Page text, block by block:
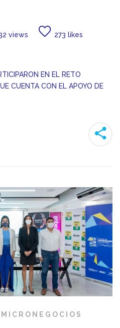
views 273 likes
EN EL RETO
CUENTA CON EL APOYO DE